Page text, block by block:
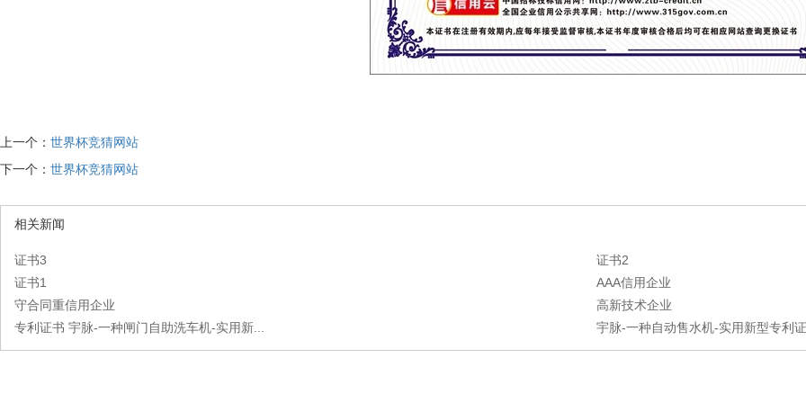
上一个： 世界杯竞猜网站
下一个： 世界杯竞猜网站
相关新闻
证书3
证书2
证书1
AAA信用企业
守合同重信用企业
高新技术企业
专利证书 宇脉-一种闸门自助洗车机-实用新...
宇脉-一种自动售水机-实用新型专利